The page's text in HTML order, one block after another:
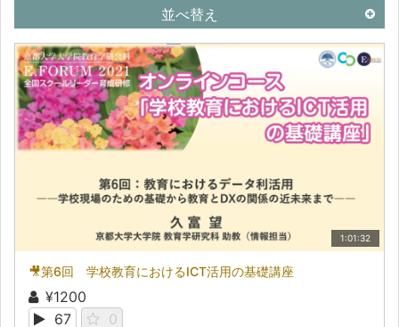
並べ替え
1:01:32
🎥第6回 学校教育におけるICT活用の基礎講座
¥1200
67
0